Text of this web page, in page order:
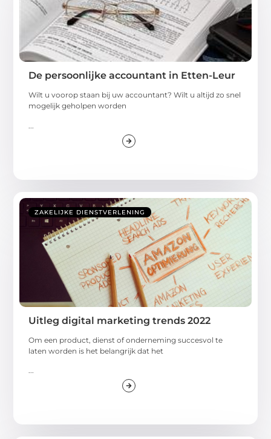
De persoonlijke accountant in Etten-Leur
Wilt u voorop staan bij uw accountant? Wilt u altijd zo snel
mogelijk geholpen worden
ZAKELIJKE DIENSTVERLENING
Uitleg digital marketing trends 2022
Om een product, dienst of onderneming succesvol te
laten worden is het belangrijk dat het